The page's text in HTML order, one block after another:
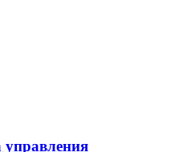
управления